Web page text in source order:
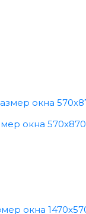
окна 570x870